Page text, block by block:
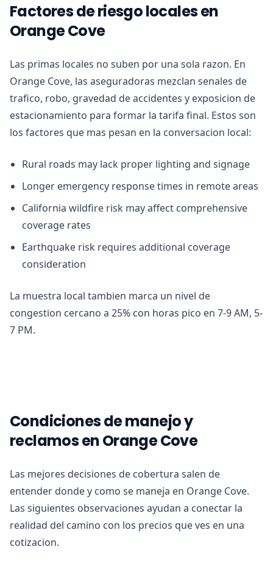
Factores de riesgo locales en
Orange Cove
Las primas locales no suben por una sola razon. En
Orange Cove, las aseguradoras mezclan senales de
trafico, robo, gravedad de accidentes y exposicion de
estacionamiento para formar la tarifa final. Estos son
los factores que mas pesan en la conversacion local:
Rural roads may lack proper lighting and signage
Longer emergency response times in remote areas
California wildfire risk may affect comprehensive
coverage rates
Earthquake risk requires additional coverage
consideration
La muestra local tambien marca un nivel de
congestion cercano a 25% con horas pico en 7-9 AM, 5-
7 PM.
Condiciones de manejo y
reclamos en Orange Cove
Las mejores decisiones de cobertura salen de
entender donde y como se maneja en Orange Cove.
Las siguientes observaciones ayudan a conectar la
realidad del camino con los precios que ves en una
cotizacion.